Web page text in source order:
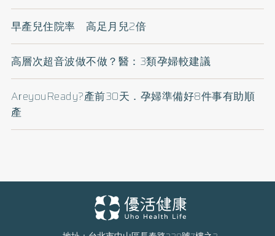
早產兒住院率 高足月兒2倍
高層次超音波做不做？醫：3類孕婦較建議
AreyouReady?產前30天．孕婦準備好8件事有助順
產